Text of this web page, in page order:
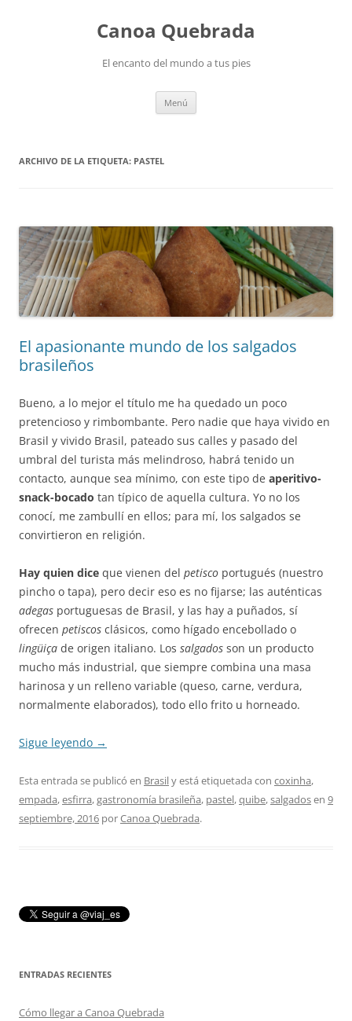
Canoa Quebrada
El encanto del mundo a tus pies
Menú
ARCHIVO DE LA ETIQUETA: PASTEL
El apasionante mundo de los salgados
brasileños
Bueno, a lo mejor el título me ha quedado un poco
pretencioso y rimbombante. Pero nadie que haya vivido en
Brasil y vivido Brasil, pateado sus calles y pasado del
umbral del turista más melindroso, habrá tenido un
contacto, aunque sea mínimo, con este tipo de aperitivo-
snack-bocado tan típico de aquella cultura. Yo no los
conocí, me zambullí en ellos; para mí, los salgados se
convirtieron en religión.
Hay quien dice que vienen del petisco portugués (nuestro
pincho o tapa), pero decir eso es no fijarse; las auténticas
adegas portuguesas de Brasil, y las hay a puñados, sí
ofrecen petiscos clásicos, como hígado encebollado o
lingüiça de origen italiano. Los salgados son un producto
mucho más industrial, que siempre combina una masa
harinosa y un relleno variable (queso, carne, verdura,
normalmente elaborados), todo ello frito u horneado.
Sigue leyendo →
Esta entrada se publicó en Brasily está etiquetada con coxinha,
empada,esfirra,gastronomía brasileña, pastel,quibe,salgadosen 9
septiembre, 2016 porCanoa Quebrada.
ENTRADAS RECIENTES
Cómo llegar a Canoa Quebrada